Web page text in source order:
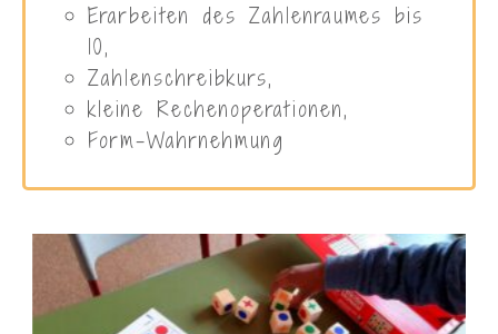
Erarbeiten des Zahlenraumes bis
10,
Zahlenschreibkurs,
kleine Rechenoperationen,
Form-Wahrnehmung